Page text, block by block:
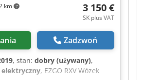
km 3 150 €
SK plus VAT
Zadzwoń
, stan: dobry (używany),
elektryczny, EZGO RXV Wózek